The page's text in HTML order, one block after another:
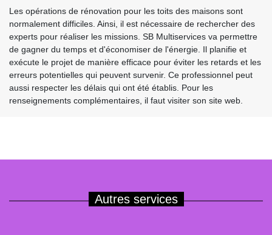
Les opérations de rénovation pour les toits des maisons sont
normalement difficiles. Ainsi, il est nécessaire de rechercher des
experts pour réaliser les missions. SB Multiservices va permettre
de gagner du temps et d'économiser de l'énergie. Il planifie et
exécute le projet de manière efficace pour éviter les retards et les
erreurs potentielles qui peuvent survenir. Ce professionnel peut
aussi respecter les délais qui ont été établis. Pour les
renseignements complémentaires, il faut visiter son site web.
Autres services